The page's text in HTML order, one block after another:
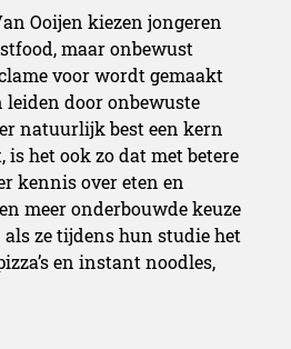
Ooijen kiezen jongeren
maar onbewust
voor wordt gemaakt
leiden door onbewuste
natuurlijk best een kern
het ook zo dat met betere
kennis over eten en
meer onderbouwde keuze
ze tijdens hun studie het
en instant noodles,